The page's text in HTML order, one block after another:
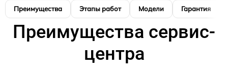
Преимущества Этапы работ Модели Гарантия
Преимущества сервис-
центра